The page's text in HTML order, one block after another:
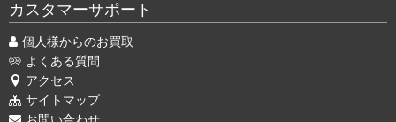
カスタマーサポート
個人様からのお買取
よくある質問
アクセス
サイトマップ